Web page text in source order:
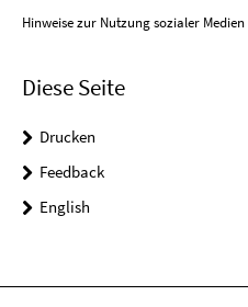
Hinweise zur Nutzung sozialer Medien
Diese Seite
Drucken
Feedback
English